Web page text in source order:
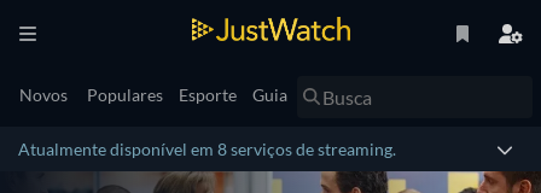
Novos Populares Esporte Guia
Atualmente disponível em 8 serviços de streaming.